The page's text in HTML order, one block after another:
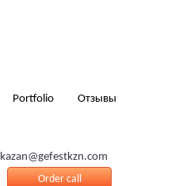
Portfolio
Отзывы
kazan@gefestkzn.com
Order call